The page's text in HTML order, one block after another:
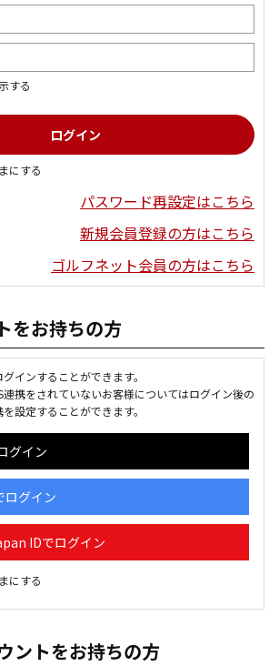
する
にする
パスワード再設定はこちら
新規会員登録の方はこちら
ゴルフネット会員の方はこちら
をお持ちの方
インすることができます。
連携をされていないお客様についてはログイン後の
設定することができます。
グイン
グイン
IDでログイン
にする
ントをお持ちの方